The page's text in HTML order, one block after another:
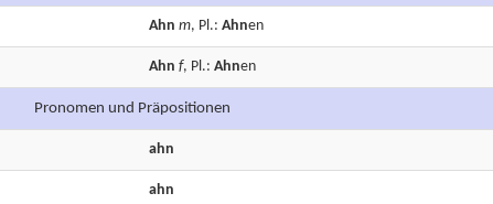
Ahn m, Pl.: Ahnen
Ahn f, Pl.: Ahnen
Pronomen und Präpositionen
ahn
ahn